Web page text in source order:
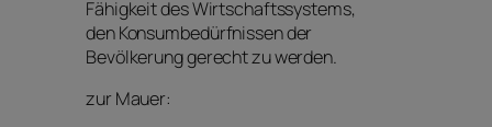
Fähigkeit des Wirtschaftssystems,
den Konsumbedürfnissen der
Bevölkerung gerecht zu werden.
zur Mauer: